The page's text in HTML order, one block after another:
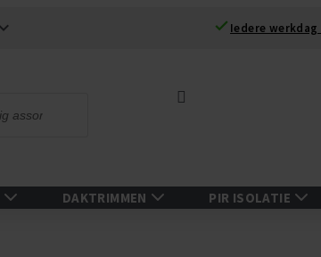
Iedere werkdag
DAKTRIMMEN PIR ISOLATIE